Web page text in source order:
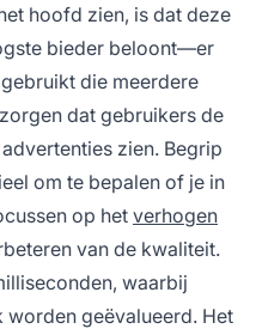
hoofd zien, is dat deze
bieder beloont—er
die meerdere
dat gebruikers de
zien. Begrip
om te bepalen of je in
op het verhogen
van de kwaliteit.
waarbij
geëvalueerd. Het